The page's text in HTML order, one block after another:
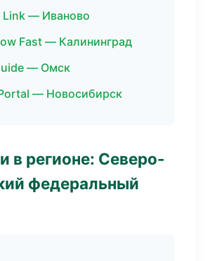
— Иваново
Fast — Калининград
— Омск
— Новосибирск
в регионе: Северо-
федеральный